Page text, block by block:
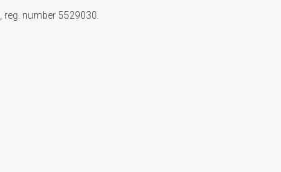
number 5529030.